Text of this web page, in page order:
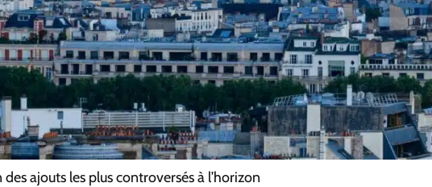
ajouts les plus controversés à l’horizon